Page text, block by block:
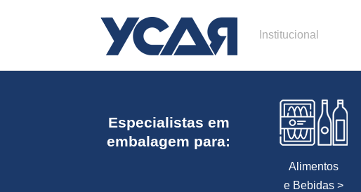
Institucional
Especialistas em
embalagem para:
Alimentos
e Bebidas >